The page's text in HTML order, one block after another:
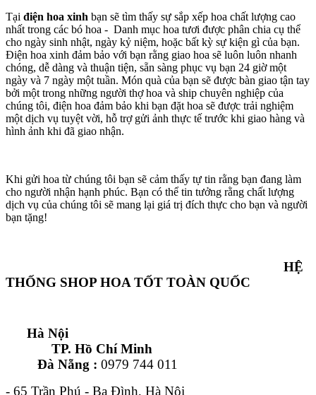
Tại điện hoa xinh bạn sẽ tìm thấy sự sắp xếp hoa chất lượng cao
nhất trong các bó hoa - Danh mục hoa tươi được phân chia cụ thể
cho ngày sinh nhật, ngày kỷ niệm, hoặc bất kỳ sự kiện gì của bạn.
Điện hoa xinh đảm bảo với bạn rằng giao hoa sẽ luôn luôn nhanh
chóng, dễ dàng và thuận tiện, sẵn sàng phục vụ bạn 24 giờ một
ngày và 7 ngày một tuần. Món quà của bạn sẽ được bàn giao tận tay
bởi một trong những người thợ hoa và ship chuyên nghiệp của
chúng tôi, điện hoa đảm bảo khi bạn đặt hoa sẽ được trải nghiệm
một dịch vụ tuyệt vời, hỗ trợ gửi ảnh thực tế trước khi giao hàng và
hình ảnh khi đã giao nhận.
Khi gửi hoa từ chúng tôi bạn sẽ cảm thấy tự tin rằng bạn đang làm
cho người nhận hạnh phúc. Bạn có thể tin tưởng rằng chất lượng
dịch vụ của chúng tôi sẽ mang lại giá trị đích thực cho bạn và người
bạn tặng!
HỆ
THỐNG SHOP HOA TỐT TOÀN QUỐC
Hà Nội
TP. Hồ Chí Minh
Đà Nẵng : 0979 744 011
- 65 Trần Phú - Ba Đình, Hà Nội